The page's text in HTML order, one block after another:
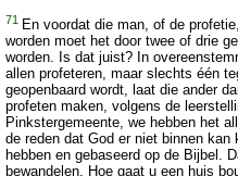
71 En voordat die man, of de
worden moet het door twee of drie
worden. Is dat juist? In
allen profeteren, maar slechts één
geopenbaard wordt, laat die ander
profeten maken, volgens de
Pinkstergemeente, we hebben het
de reden dat God er niet binnen
hebben en gebaseerd op de Bijbel.
bewandelen. Hoe gaat u een huis